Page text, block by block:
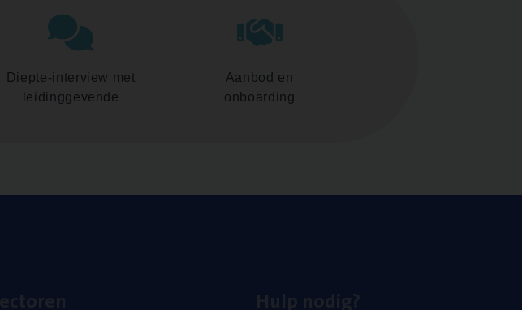
Diepte-interview met
leidinggevende
Aanbod en
onboarding